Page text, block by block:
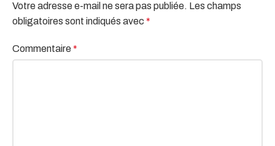
Votre adresse e-mail ne sera pas publiée. Les champs
obligatoires sont indiqués avec *
Commentaire*
Alternative: